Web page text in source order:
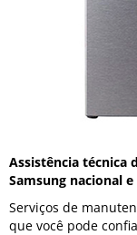
Assistência técnica
Samsung nacional
Serviços de
que você pode